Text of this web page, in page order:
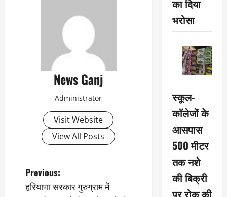
News Ganj
Administrator
Visit Website
View All Posts
P
Previous:
हरियाणा सरकार गुरुग्राम में
का दिया
भरोसा
स्कूल-
कॉलेजों के
आसपास
500 मीटर
तक नशे
की बिक्री